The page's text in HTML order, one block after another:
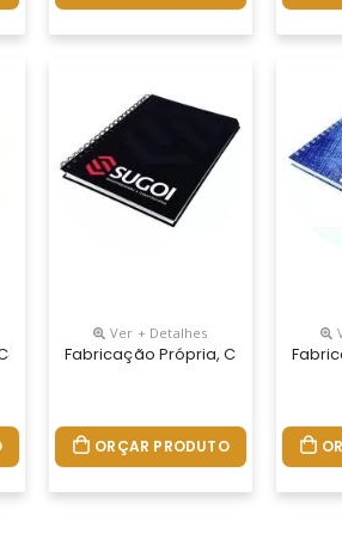
Personalizados Do Seu
Ver + Detalhes
Fabricação Própria, Cadernos
ORÇAR PRODUTO